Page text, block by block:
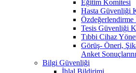
Eğitim Komitesi
Hasta Güvenliği
Özdeğerlendirme
Tesis Güvenliği
Tıbbi Cihaz
Görüş- Öneri,
Anket
Bilgi Güvenliği
İhlal Bildirimi